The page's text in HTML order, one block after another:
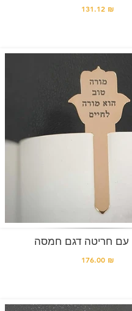
131.12 ₪
עם חריטה דגם חמסה
176.00 ₪